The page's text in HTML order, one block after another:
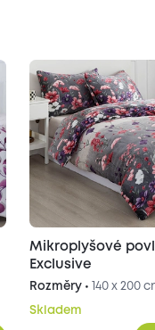
Mikroplyšové
Exclusive
Rozměry • 140 x 200
Skladem